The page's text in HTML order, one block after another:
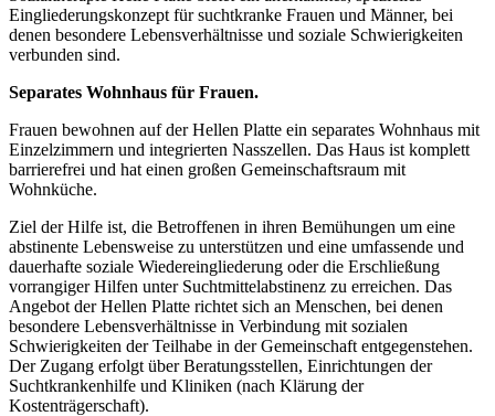
Eingliederungskonzept für suchtkranke Frauen und Männer, bei
denen besondere Lebensverhältnisse und soziale Schwierigkeiten
verbunden sind.
Separates Wohnhaus für Frauen.
Frauen bewohnen auf der Hellen Platte ein separates Wohnhaus mit
Einzelzimmern und integrierten Nasszellen. Das Haus ist komplett
barrierefrei und hat einen großen Gemeinschaftsraum mit
Wohnküche.
Ziel der Hilfe ist, die Betroffenen in ihren Bemühungen um eine
abstinente Lebensweise zu unterstützen und eine umfassende und
dauerhafte soziale Wiedereingliederung oder die Erschließung
vorrangiger Hilfen unter Suchtmittelabstinenz zu erreichen. Das
Angebot der Hellen Platte richtet sich an Menschen, bei denen
besondere Lebensverhältnisse in Verbindung mit sozialen
Schwierigkeiten der Teilhabe in der Gemeinschaft entgegenstehen.
Der Zugang erfolgt über Beratungsstellen, Einrichtungen der
Suchtkrankenhilfe und Kliniken (nach Klärung der
Kostenträgerschaft).